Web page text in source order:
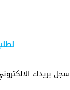
سجل بريدك